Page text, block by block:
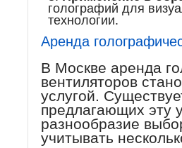
голографий для
технологии.
Аренда
В Москве аренда
вентиляторов
услугой.
предлагающих эту
разнообразие
учитывать